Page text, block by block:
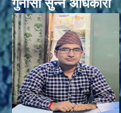
गुनासो सुन्ने अधिकारी